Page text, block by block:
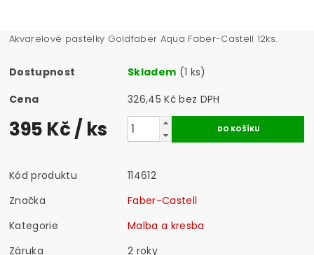
Akvarelové pastelky Goldfaber Aqua Faber-Castell 12ks.
Dostupnost Skladem (1 ks)
Cena
326,45 Kč bez DPH
395 Kč/ ks
Kód produktu
114612
Značka
Faber-Castell
Kategorie
Malba a kresba
Záruka
2 roky